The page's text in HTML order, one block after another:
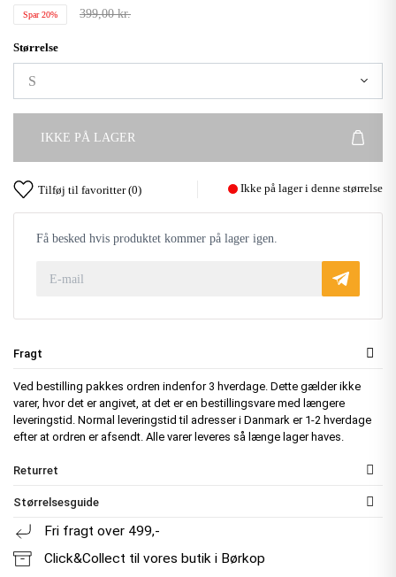
Spar 20% 399,00 kr.
Størrelse
IKKE PÅ LAGER
Tilføj til favoritter (0) Ikke på lager i denne størrelse
Få besked hvis produktet kommer på lager igen.
Fragt
Ved bestilling pakkes ordren indenfor 3 hverdage. Dette gælder ikke
varer, hvor det er angivet, at det er en bestillingsvare med længere
leveringstid. Normal leveringstid til adresser i Danmark er 1-2 hverdage
efter at ordren er afsendt. Alle varer leveres så længe lager haves.
Returret
Størrelsesguide
Fri fragt over 499,-
Click&Collect til vores butik i Børkop